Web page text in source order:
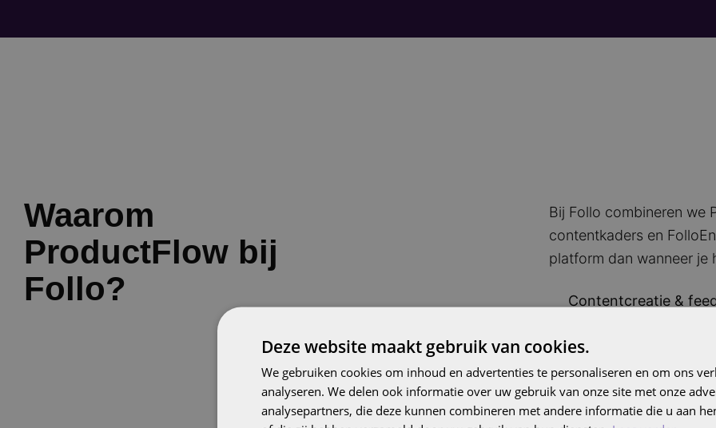
Waarom
ProductFlow bij
Follo?
Bij Follo combineren we
contentkaders en
platform dan wanneer je
Contentcreatie &
We benutten
productdata
Automatische
ProductFlow neemt
valideren, verbeteren
Deze website maakt gebruik van cookies.
We gebruiken cookies om inhoud en advertenties te personaliseren en om ons
analyseren. We delen ook informatie over uw gebruik van onze site met onze
analysepartners, die deze kunnen combineren met andere informatie die u aan